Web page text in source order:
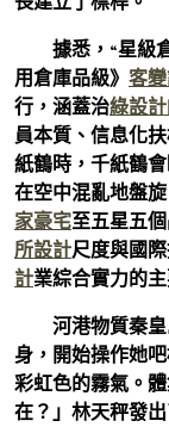
據悉，“星級
用倉庫品級》 客
行，涵蓋治綠設
員本質、信息化
紙鶴時，千紙鶴
在空中混亂地盤
家豪宅至五星五
所設計尺度與國
計業綜合實力的主
河港物質秦
身，開始操作她
彩虹色的霧氣。
在？」林天秤發